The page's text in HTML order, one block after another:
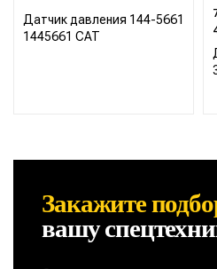
Датчик давления 144-5661
1445661 CAT
Закажите
вашу